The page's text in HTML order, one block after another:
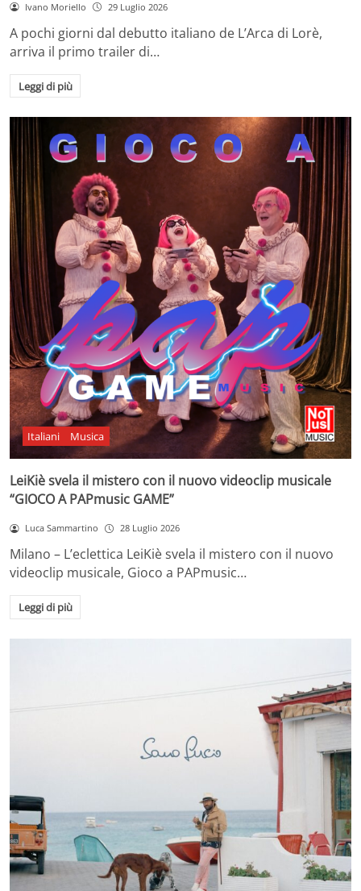
Ivano Moriello 29 Luglio 2026
A pochi giorni dal debutto italiano de L’Arca di Lorè,
arriva il primo trailer di…
Leggi di più
Italiani Musica
LeiKiè svela il mistero con il nuovo videoclip musicale
“GIOCO A PAPmusic GAME”
Luca Sammartino 28 Luglio 2026
Milano – L’eclettica LeiKiè svela il mistero con il nuovo
videoclip musicale, Gioco a PAPmusic…
Leggi di più